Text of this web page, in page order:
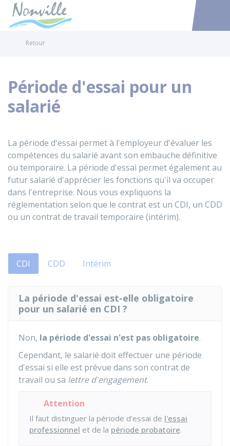
Accéder
Retour
Période d'essai pour un
salarié
La période d'essai permet à l'employeur d'évaluer les
compétences du salarié avant son embauche définitive
ou temporaire. La période d'essai permet également au
futur salarié d'apprécier les fonctions qu'il va occuper
dans l'entreprise. Nous vous expliquons la
réglementation selon que le contrat est un CDI, un CDD
ou un contrat de travail temporaire (intérim).
CDI CDD Intérim
La période d'essai est-elle obligatoire
pour un salarié en CDI ?
Non, la période d'essai n'est pas obligatoire.
Cependant, le salarié doit effectuer une période
d'essai si elle est prévue dans son contrat de
travail ou sa lettre d'engagement.
Attention
Il faut distinguer la période d'essai de l'essai
professionnel et de la période probatoire.